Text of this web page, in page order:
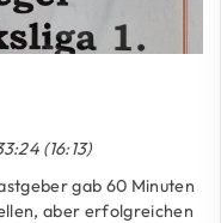
(16:13)
gab 60 Minuten
aber erfolgreichen